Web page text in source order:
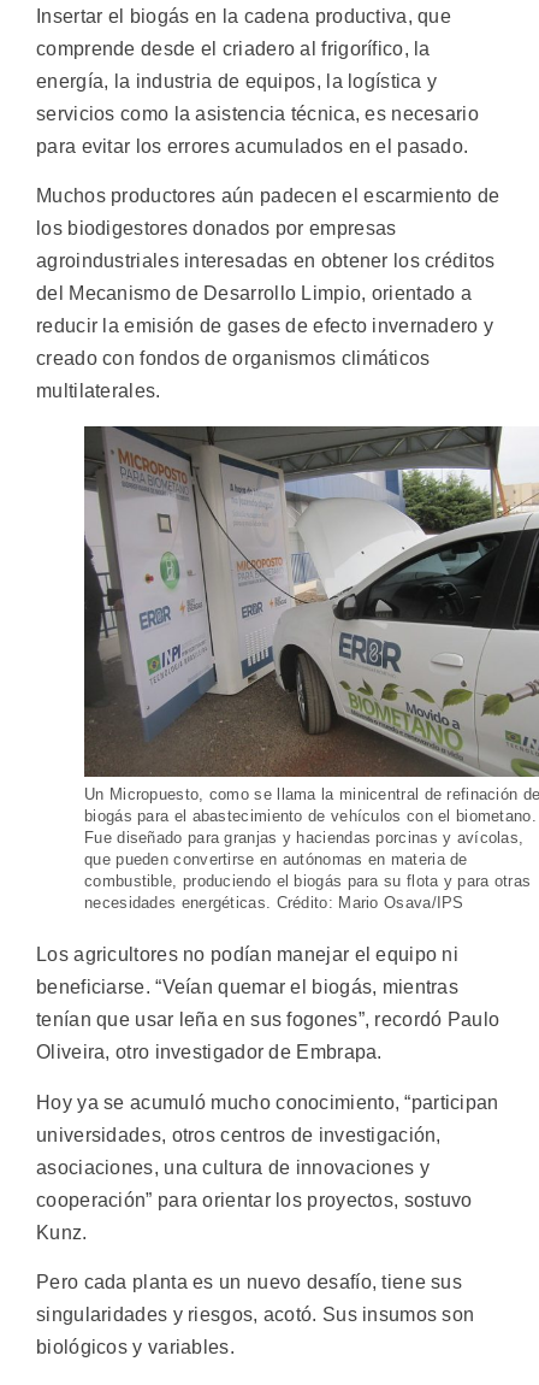
Insertar el biogás en la cadena productiva, que
comprende desde el criadero al frigorífico, la
energía, la industria de equipos, la logística y
servicios como la asistencia técnica, es necesario
para evitar los errores acumulados en el pasado.
Muchos productores aún padecen el escarmiento de
los biodigestores donados por empresas
agroindustriales interesadas en obtener los créditos
del Mecanismo de Desarrollo Limpio, orientado a
reducir la emisión de gases de efecto invernadero y
creado con fondos de organismos climáticos
multilaterales.
Un Micropuesto, como se llama la minicentral de refinación
biogás para el abastecimiento de vehículos con el biometano.
Fue diseñado para granjas y haciendas porcinas y avícolas,
que pueden convertirse en autónomas en materia de
combustible, produciendo el biogás para su flota y para otras
necesidades energéticas. Crédito: Mario Osava/IPS
Los agricultores no podían manejar el equipo ni
beneficiarse. “Veían quemar el biogás, mientras
tenían que usar leña en sus fogones”, recordó Paulo
Oliveira, otro investigador de Embrapa.
Hoy ya se acumuló mucho conocimiento, “participan
universidades, otros centros de investigación,
asociaciones, una cultura de innovaciones y
cooperación” para orientar los proyectos, sostuvo
Kunz.
Pero cada planta es un nuevo desafío, tiene sus
singularidades y riesgos, acotó. Sus insumos son
biológicos y variables.